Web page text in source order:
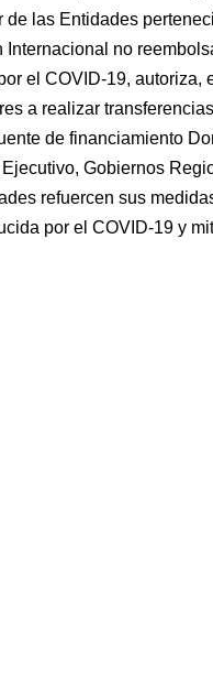
las Entidades
no
el COVID-19, autoriza,
a realizar
de financiamiento
Gobiernos
refuercen sus
por el COVID-19 y